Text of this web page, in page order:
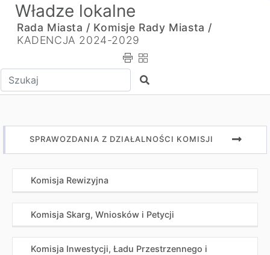
Władze lokalne
Rada Miasta / Komisje Rady Miasta /
KADENCJA 2024-2029
Wpisz tekst do wyszukania Szukaj
SPRAWOZDANIA Z DZIAŁALNOŚCI KOMISJI
Komisja Rewizyjna
Komisja Skarg, Wniosków i Petycji
Komisja Inwestycji, Ładu Przestrzennego i